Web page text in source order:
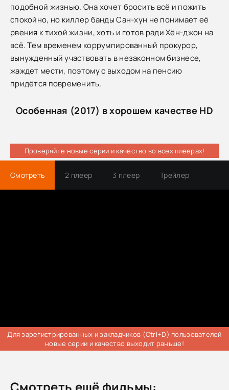
подобной жизнью. Она хочет бросить всё и пожить
спокойно, но киллер банды Сан-хун не понимает её
рвения к тихой жизни, хоть и готов ради Хён-джон на
всё. Тем временем коррумпированный прокурор,
вынужденный участвовать в незаконном бизнесе,
жаждет мести, поэтому с выходом на пенсию
придётся повременить.
Особенная (2017) в хорошем качестве HD
Проверяйте новые серии и качество во всех плеерах!
Смотреть 2 плеер 3 плеер Трейлер
Для зарегистрированных и закладчиков (Ctrl+D) пользователей
новые серии и качество выходит раньше!
Смотреть ещё фильмы: